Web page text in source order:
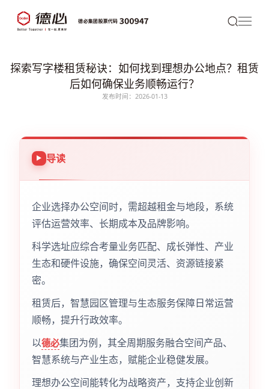
探索写字楼租赁秘诀：如何找到理想办公地点？租赁
后如何确保业务顺畅运行？
发布时间：2026-01-13
导读
企业选择办公空间时，需超越租金与地段，系统
评估运营效率、长期成本及品牌影响。
科学选址应综合考量业务匹配、成长弹性、产业
生态和硬件设施，确保空间灵活、资源链接紧
密。
租赁后，智慧园区管理与生态服务保障日常运营
顺畅，提升行政效率。
以德必集团为例，其全周期服务融合空间产品、
智慧系统与产业生态，赋能企业稳健发展。
理想办公空间能转化为战略资产，支持企业创新